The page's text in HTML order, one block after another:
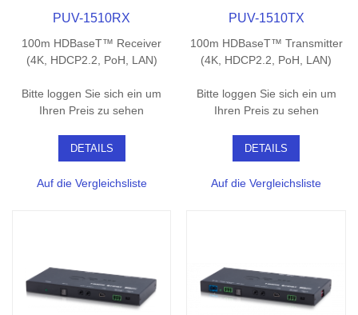
PUV-1510RX
100m HDBaseT™ Receiver
(4K, HDCP2.2, PoH, LAN)
Bitte loggen Sie sich ein um
Ihren Preis zu sehen
DETAILS
Auf die Vergleichsliste
PUV-1510TX
100m HDBaseT™ Transmitter
(4K, HDCP2.2, PoH, LAN)
Bitte loggen Sie sich ein um
Ihren Preis zu sehen
DETAILS
Auf die Vergleichsliste